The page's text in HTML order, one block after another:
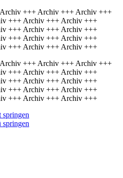
+++ Archiv +++ Archiv +++
+++ Archiv +++ Archiv +++
+++ Archiv +++ Archiv +++
+++ Archiv +++ Archiv +++
+++ Archiv +++ Archiv +++
+++ Archiv +++ Archiv +++
+++ Archiv +++ Archiv +++
+++ Archiv +++ Archiv +++
+++ Archiv +++ Archiv +++
+++ Archiv +++ Archiv +++
springen